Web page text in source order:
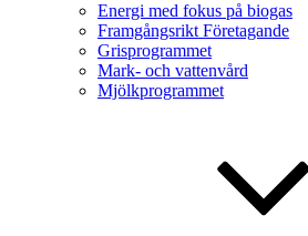
Energi med fokus på biogas
Framgångsrikt Företagande
Grisprogrammet
Mark- och vattenvård
Mjölkprogrammet